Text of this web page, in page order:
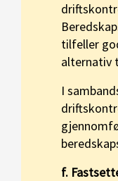
tilfeller
alternativ
I
f.